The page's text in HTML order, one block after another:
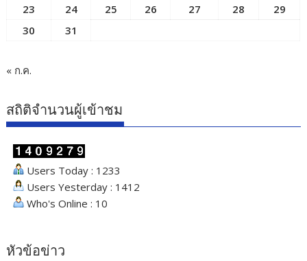
23
24 25 26 27 28
29
30
31
« ก.ค.
สถิติจำนวนผู้เข้าชม
Users Today : 1233
Users Yesterday : 1412
Who's Online : 10
หัวข้อข่าว